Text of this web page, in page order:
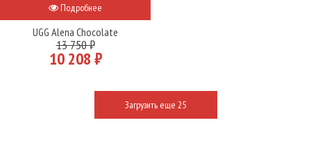
Подробнее
UGG Alena Chocolate
13 750 ₽
10 208 ₽
Загрузить еще 25